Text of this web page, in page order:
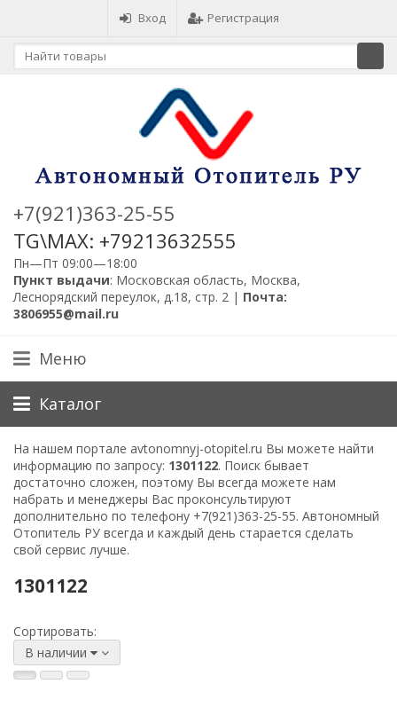
Вход Регистрация
+7(921)363-25-55
TG\MAX: +79213632555
Пн—Пт 09:00—18:00
Пункт выдачи: Московская область, Москва,
Леснорядский переулок, д.18, стр. 2 | Почта:
3806955@mail.ru
Меню
Каталог
На нашем портале avtonomnyj-otopitel.ru Вы можете найти
информацию по запросу: 1301122. Поиск бывает
достаточно сложен, поэтому Вы всегда можете нам
набрать и менеджеры Вас проконсультируют
дополнительно по телефону +7(921)363-25-55. Автономный
Отопитель РУ всегда и каждый день старается сделать
свой сервис лучше.
1301122
Сортировать:
В наличии